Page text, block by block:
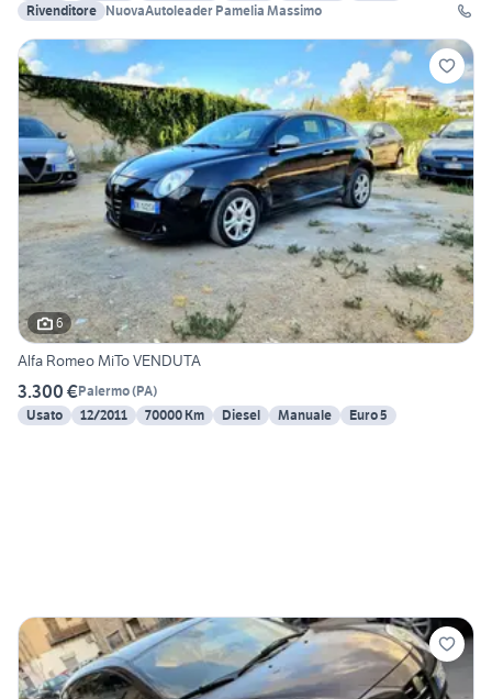
Rivenditore NuovaAutoleader Pamelia Massimo
6
Alfa Romeo MiTo VENDUTA
3.300 €Palermo(PA)
Usato
12/2011 70000 Km Diesel Manuale Euro 5